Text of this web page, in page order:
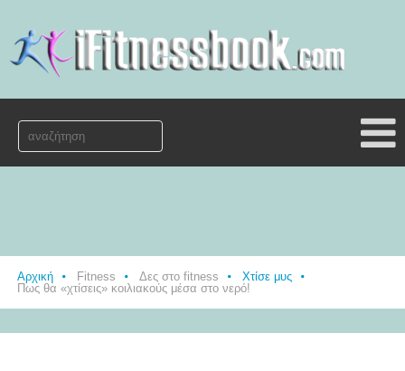
Αρχική Fitness Δες στο fitness
Χτίσε μυς
Πως θα «χτίσεις» κοιλιακούς μέσα στο νερό!